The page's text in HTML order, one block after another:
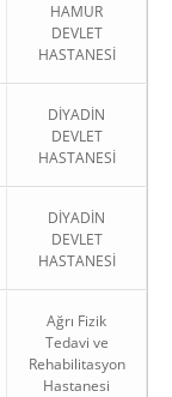
HAMUR
DEVLET
HASTANESİ
DİYADİN
DEVLET
HASTANESİ
DİYADİN
DEVLET
HASTANESİ
Ağrı Fizik
Tedavi ve
Rehabilitasyon
Hastanesi